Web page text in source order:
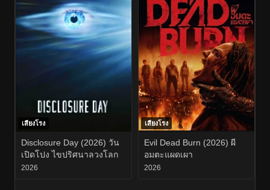
เสียงโรง
Disclosure Day (2026) วัน
เปิดโปง ไขปริศนาลวงโลก
2026
เสียงโรง
Evil Dead Burn (2026) ผี
อมตะแผดเผา
2026